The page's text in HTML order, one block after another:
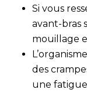
Si vous
avant-bras
mouillage
des
une